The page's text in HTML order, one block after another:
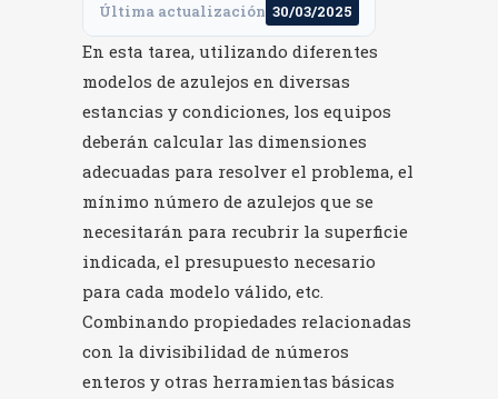
Última actualización 30/03/2025
En esta tarea, utilizando diferentes
modelos de azulejos en diversas
estancias y condiciones, los equipos
deberán calcular las dimensiones
adecuadas para resolver el problema, el
mínimo número de azulejos que se
necesitarán para recubrir la superficie
indicada, el presupuesto necesario
para cada modelo válido, etc.
Combinando propiedades relacionadas
con la divisibilidad de números
enteros y otras herramientas básicas